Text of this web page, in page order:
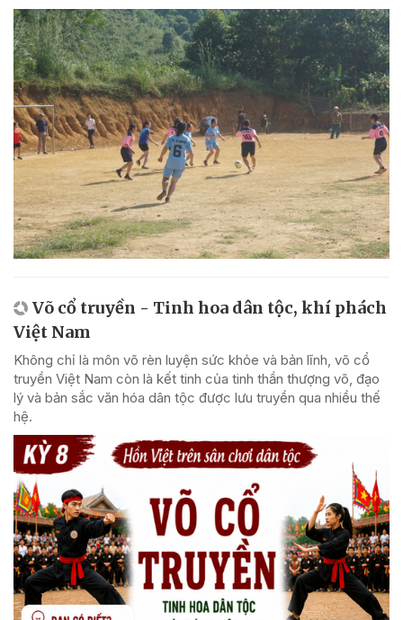
Võ cổ truyền - Tinh hoa dân tộc, khí phách
Việt Nam
Không chỉ là môn võ rèn luyện sức khỏe và bản lĩnh, võ cổ
truyền Việt Nam còn là kết tinh của tinh thần thượng võ, đạo
lý và bản sắc văn hóa dân tộc được lưu truyền qua nhiều thế
hệ.